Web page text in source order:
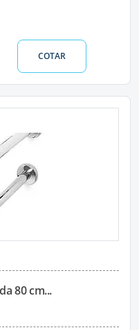
COTAR
80 cm...